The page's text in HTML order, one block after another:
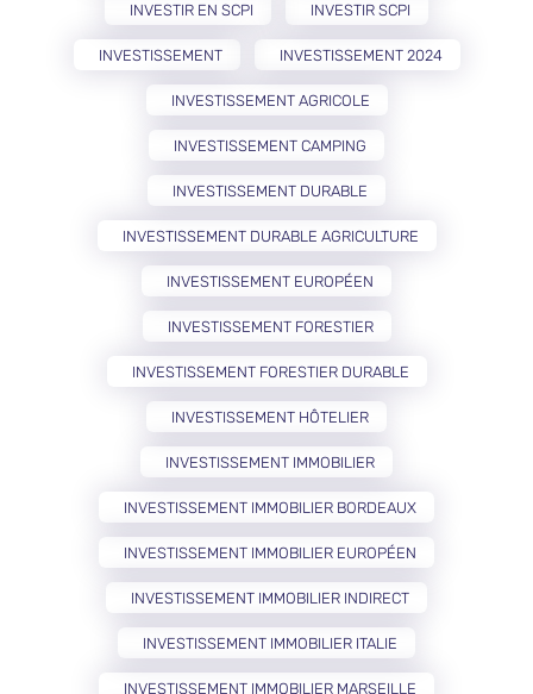
INVESTIR EN SCPI INVESTIR SCPI
INVESTISSEMENT INVESTISSEMENT 2024
INVESTISSEMENT AGRICOLE
INVESTISSEMENT CAMPING
INVESTISSEMENT DURABLE
INVESTISSEMENT DURABLE AGRICULTURE
INVESTISSEMENT EUROPÉEN
INVESTISSEMENT FORESTIER
INVESTISSEMENT FORESTIER DURABLE
INVESTISSEMENT HÔTELIER
INVESTISSEMENT IMMOBILIER
INVESTISSEMENT IMMOBILIER BORDEAUX
INVESTISSEMENT IMMOBILIER EUROPÉEN
INVESTISSEMENT IMMOBILIER INDIRECT
INVESTISSEMENT IMMOBILIER ITALIE
INVESTISSEMENT IMMOBILIER MARSEILLE